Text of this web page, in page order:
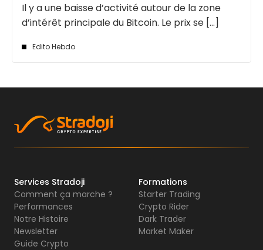
Il y a une baisse d’activité autour de la zone
d’intérêt principale du Bitcoin. Le prix se [...]
Edito Hebdo
Services Stradoji
Comment ça marche ?
Performances
Notre Histoire
Newsletter
Guide Crypto
Formations
Starter Trading
Crypto Rider
Dark Trader
Market Maker